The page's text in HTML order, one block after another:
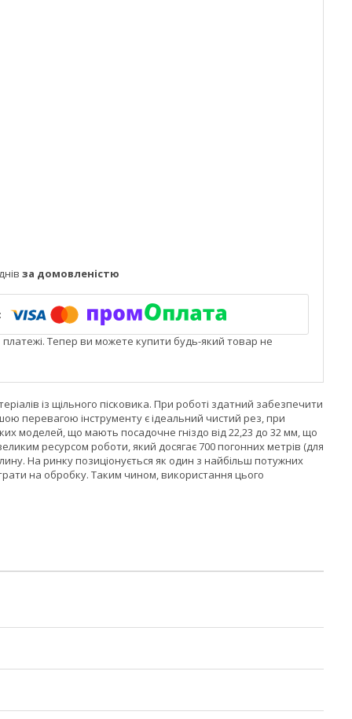
за домовленістю
платежі. Тепер ви можете купити будь-який товар не
із щільного пісковика. При роботі здатний забезпечити
перевагою інструменту є ідеальний чистий рез, при
моделей, що мають посадочне гніздо від 22,23 до 32 мм, що
ресурсом роботи, який досягає 700 погонних метрів (для
На ринку позиціонується як один з найбільш потужних
на обробку. Таким чином, використання цього